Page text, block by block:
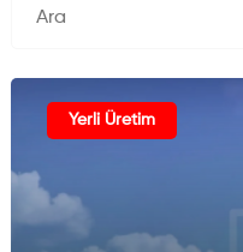
Yerli Üretim